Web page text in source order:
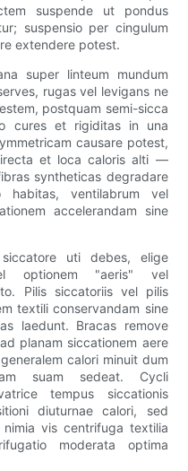
suspende ut pondus
suspensio per cingulum
extendere potest.
super linteum mundum
rugas vel levigans ne
postquam semi-sicca
cures et rigiditas in una
causare potest,
et loca caloris alti —
syntheticas degradare
ventilabrum vel
accelerandam sine
uti debes, elige
optionem "aeris" vel
Pilis siccatoriis vel pilis
textili conservandam sine
laedunt. Bracas remove
planam siccationem aere
calori minuit dum
suam sedeat. Cycli
tempus siccationis
diuturnae calori, sed
vis centrifuga textilia
moderata optima